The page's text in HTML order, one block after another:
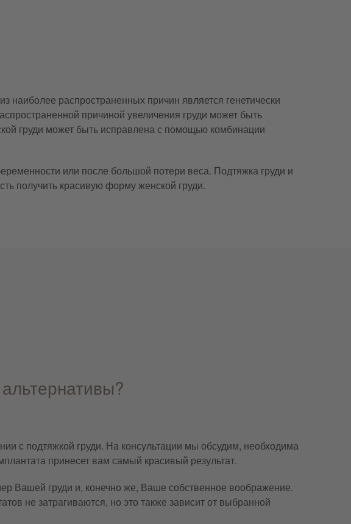
распространенных причин является генетически
причиной увеличения груди может быть
груди может быть исправлена с помощью комбинации
или после большой потери веса. Подтяжка груди и
получить красивую форму женской груди.
с подтяжкой груди. На консультации мы обсудим, необходима
принесет вам самый красивый результат.
Вашей груди и, конечно же, Ваше собственное воображение.
не затрагиваются, но это также зависит от выбранной